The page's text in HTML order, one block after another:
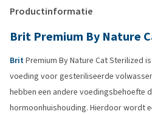
Productinformatie
Brit Premium By Nature
BritPremium By Nature Cat Sterilized
voeding voor gesteriliseerde
hebben een andere voedingsbehoefte
hormoonhuishouding. Hierdoor wordt